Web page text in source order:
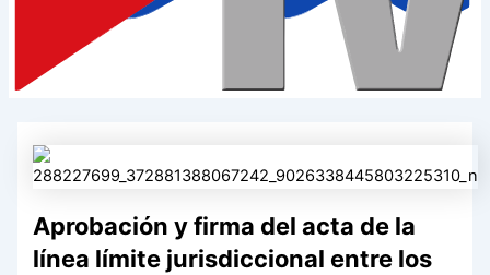
Aprobación y firma del acta de la
línea límite jurisdiccional entre los